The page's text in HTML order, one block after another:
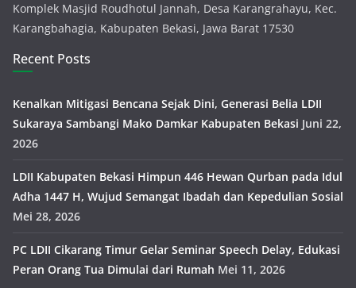
Komplek Masjid Roudhotul Jannah, Desa Karangrahayu, Kec.
Karangbahagia, Kabupaten Bekasi, Jawa Barat 17530
Recent Posts
Kenalkan Mitigasi Bencana Sejak Dini, Generasi Belia LDII
Sukaraya Sambangi Mako Damkar Kabupaten Bekasi Juni 22,
2026
LDII Kabupaten Bekasi Himpun 446 Hewan Qurban pada Idul
Adha 1447 H, Wujud Semangat Ibadah dan Kepedulian Sosial
Mei 28, 2026
PC LDII Cikarang Timur Gelar Seminar Speech Delay, Edukasi
Peran Orang Tua Dimulai dari Rumah Mei 11, 2026